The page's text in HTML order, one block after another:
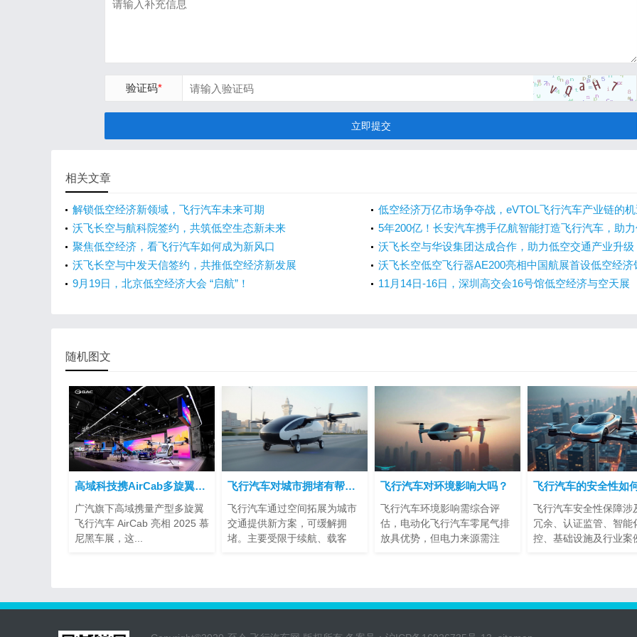
验证码*
立即提交
相关文章
‌解锁低空经济新领域，飞行汽车未来可期
低空经济万亿市场争夺战，eVTOL飞行汽车产业链的机
与挑战
沃飞长空与航科院签约，共筑低空生态新未来
5年200亿！长安汽车携手亿航智能打造飞行汽车，助
空经济！
聚焦低空经济，看飞行汽车如何成为新风口
沃飞长空与华设集团达成合作，助力低空交通产业升级
沃飞长空与中发天信签约，共推低空经济新发展
沃飞长空低空飞行器AE200亮相中国航展首设低空经济
9月19日，北京低空经济大会 “启航”！
11月14日-16日，深圳高交会16号馆低空经济与空天展
随机图文
高域科技携AirCab多旋翼飞行汽车亮相2025慕尼黑车展
广汽旗下高域携量产型多旋翼
飞行汽车 AirCab 亮相 2025 慕
尼黑车展，这...
飞行汽车对城市拥堵有帮助吗？
飞行汽车通过空间拓展为城市
交通提供新方案，可缓解拥
堵。主要受限于续航、载客
飞行汽车对环境影响大吗？
飞行汽车环境影响需综合评
估，电动化飞行汽车零尾气排
放具优势，但电力来源需注
飞行汽车安全性保障涉
冗余、认证监管、智能
控、基础设施及行业案